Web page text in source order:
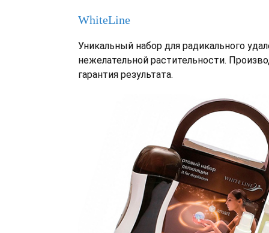
WhiteLine
Уникальный набор для радикального
нежелательной растительности.
гарантия результата.